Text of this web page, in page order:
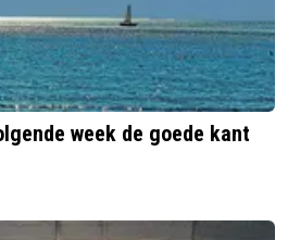
week de goede kant